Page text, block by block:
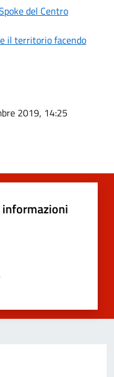
del Centro
il territorio facendo
2019, 14:25
informazioni